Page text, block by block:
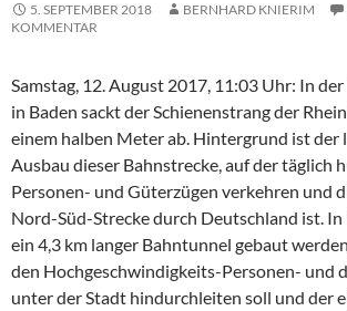
5. SEPTEMBER 2018 BERNHARD KNIERIM
KOMMENTAR
Samstag, 12. August 2017, 11:03 Uhr: In
in Baden sackt der Schienenstrang der
einem halben Meter ab. Hintergrund ist der
Ausbau dieser Bahnstrecke, auf der täglich
Personen- und Güterzügen verkehren und
Nord-Süd-Strecke durch Deutschland ist.
ein 4,3 km langer Bahntunnel gebaut
den Hochgeschwindigkeits-Personen- und
unter der Stadt hindurchleiten soll und der